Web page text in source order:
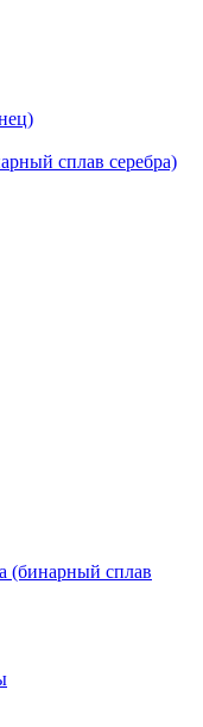
сплав серебра)
(бинарный сплав